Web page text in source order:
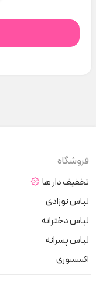
فروشگاه
تخفیف دار ها
لباس نوزادی
لباس دخترانه
لباس پسرانه
اکسسوری